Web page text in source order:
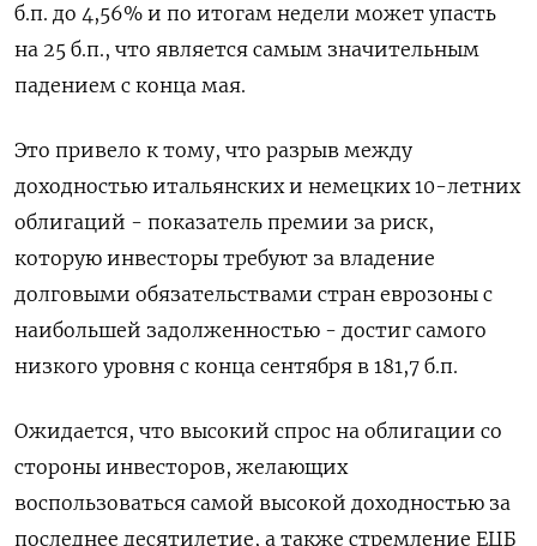
б.п. до 4,56% и по итогам недели может упасть
на 25 б.п., что является самым значительным
падением с конца мая.
Это привело к тому, что разрыв между
доходностью итальянских и немецких 10-летних
облигаций - показатель премии за риск,
которую инвесторы требуют за владение
долговыми обязательствами стран еврозоны с
наибольшей задолженностью - достиг самого
низкого уровня с конца сентября в 181,7 б.п.
Ожидается, что высокий спрос на облигации со
стороны инвесторов, желающих
воспользоваться самой высокой доходностью за
последнее десятилетие, а также стремление ЕЦБ